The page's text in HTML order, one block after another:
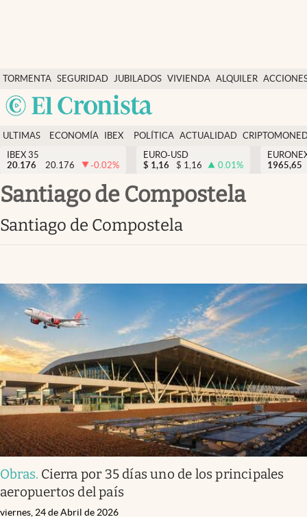
TORMENTA SEGURIDAD
SOCIAL
JUBILADOS VIVIENDA ALQUILER
USA
Economía y finanzas
Política
Actualidad
Criptomonedas
España
ULTIMAS
NOTICIAS
ECONOMÍA
FINANZAS
IBEX
EURO
POLÍTICA ACTUALIDAD
IBEX 35
20.176
20.176 -0.02%
EURO-USD
$ 1,16 $ 1,16 0.01%
1965,65
Santiago de Compostela
Santiago de Compostela
Obras. Cierra por 35 días uno de los principales
aeropuertos del país
viernes, 24 de Abril de 2026